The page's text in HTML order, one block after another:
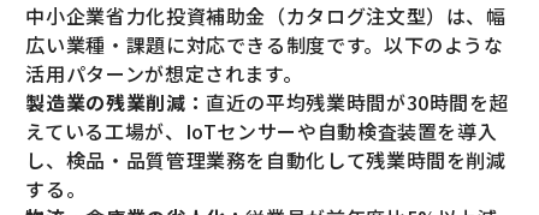
中小企業省力化投資補助金（カタログ注文型）は、幅
広い業種・課題に対応できる制度です。以下のような
活用パターンが想定されます。
製造業の残業削減： 直近の平均残業時間が30時間を超
えている工場が、IoTセンサーや自動検査装置を導入
し、検品・品質管理業務を自動化して残業時間を削減
する。